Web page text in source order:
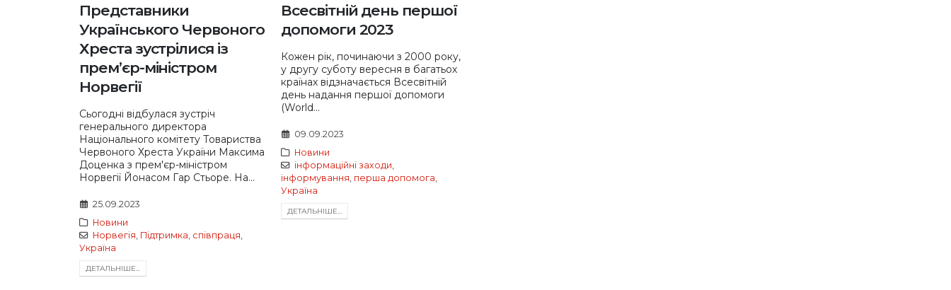
Представники
Українського Червоного
Хреста зустрілися із
прем’єр-міністром
Норвегії
Сьогодні відбулася зустріч
генерального директора
Національного комітету Товариства
Червоного Хреста України Максима
Доценка з прем'єр-міністром
Норвегії Йонасом Гар Стьоре. На...
25.09.2023
Новини
Норвегія Підтримка співпраця
Україна
ДЕТАЛЬНIШЕ...
Всесвітній день першої
допомоги 2023
Кожен рік, починаючи з 2000 року,
у другу суботу вересня в багатьох
країнах відзначається Всесвітній
день надання першої допомоги
(World...
09.09.2023
Новини
інформаційні заходи
інформування перша допомога
Україна
ДЕТАЛЬНIШЕ...